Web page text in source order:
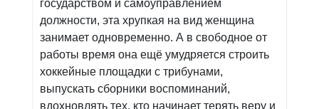
государством и самоуправлением
должности, эта хрупкая на вид женщина
занимает одновременно. А в свободное от
работы время она ещё умудряется строить
хоккейные площадки с трибунами,
выпускать сборники воспоминаний,
вдохновлять тех, кто начинает терять веру и